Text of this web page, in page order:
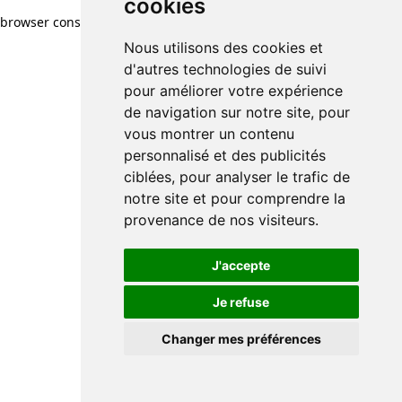
cookies
Nous utilisons des cookies et
d'autres technologies de suivi
pour améliorer votre expérience
de navigation sur notre site, pour
vous montrer un contenu
personnalisé et des publicités
ciblées, pour analyser le trafic de
notre site et pour comprendre la
provenance de nos visiteurs.
J'accepte
Je refuse
Changer mes préférences
browser console for more information)